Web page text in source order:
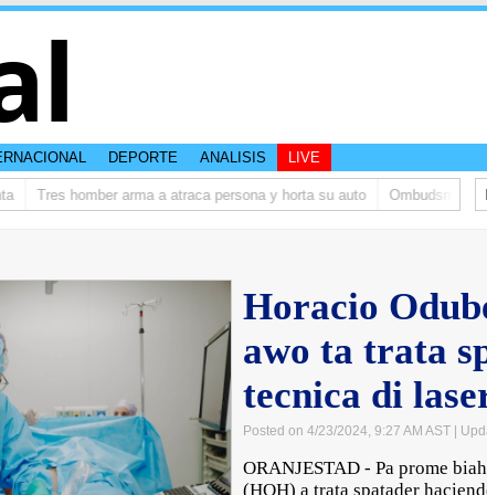
DEPORTE ANALISIS LIVE
Tres homber arma a atraca persona y horta su auto Ombudsman ta
Horacio
awo ta trata
tecnica di
Posted on 4/23/2024, 9:27 AM AST |
ORANJESTAD - Pa prome
(HOH) a trata spatader